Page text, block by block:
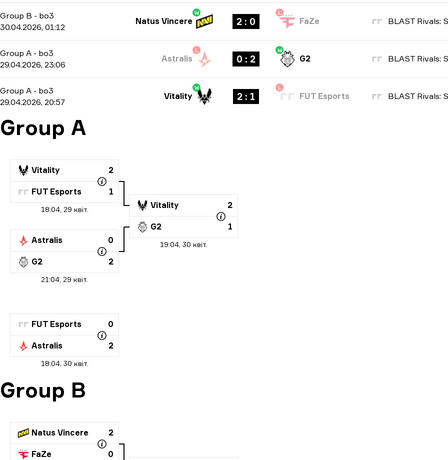
Group B - bo3
30.04.2026, 01:12
W
Natus Vincere 2 : 0
L
FaZe
Group A - bo3
29.04.2026, 23:06
L
Astralis 0 : 2
W
G2
Group A - bo3
29.04.2026, 20:57
W
Vitality 2 : 1
L
FUT Esports
Group A
18:04, 29 квіт.
Vitality 2
FUT Esports 1
19:04, 30 квіт.
Vitality 2
G2 1
21:04, 29 квіт.
Astralis 0
G2 2
18:04, 30 квіт.
FUT Esports 0
Astralis 2
Group B
Natus Vincere 2
FaZe 0